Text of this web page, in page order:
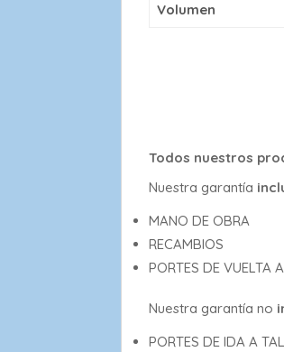
Volumen
Todos nuestros
Nuestra garantía
MANO DE OBRA
RECAMBIOS
PORTES DE VUELTA
Nuestra garantía no
PORTES DE IDA A